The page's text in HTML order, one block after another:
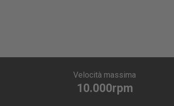
10.000rpm
Velocità massima